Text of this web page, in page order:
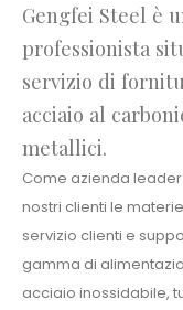
Gengfei Steel è
professionista
servizio di
acciaio al
metallici.
Come azienda
nostri clienti le
servizio clienti e
gamma di
acciaio inossidabile,